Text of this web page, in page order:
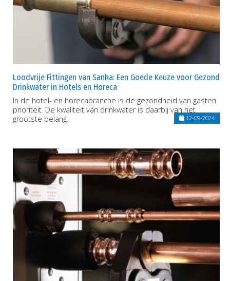
Loodvrije Fittingen van Sanha: Een Goede Keuze voor Gezond
Drinkwater in Hotels en Horeca
In de hotel- en horecabranche is de gezondheid van gasten
prioriteit. De kwaliteit van drinkwater is daarbij van het
grootste belang.
12-09-2024